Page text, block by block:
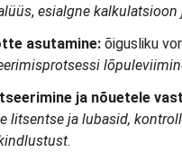
, esialgne
asutamine: õigusliku
ja nõuetele
litsentse ja lubasid,
.